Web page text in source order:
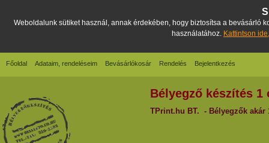
Weboldalunk sütiket használ, annak érdekében, hogy biztosítsa a bevásárló
használatához. Kattintson
Bélyegző készítés 1
TPrint.hu BT. - Bélyegzők akár
Főoldal Adataim, rendeléseim Bevásárlókosár Rendelés Bejelentkezés